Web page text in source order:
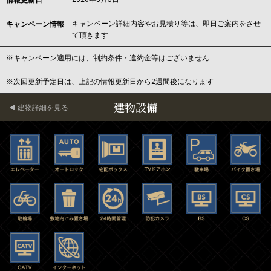
キャンペーン情報
キャンペーン詳細内容やお見積り等は、即日ご案内をさせ
て頂きます
※キャンペーン適用には、制約条件・違約金等はございません
※次回更新予定日は、上記の情報更新日から2週間後になります
建物設備
建物詳細を見る